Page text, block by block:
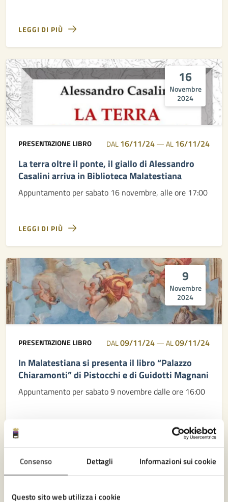
Consenso Dettagli Informazioni sui cookie
Questo sito web utilizza i cookie
LEGGI DI PIÙ
16
Novembre
2024
PRESENTAZIONE LIBRO DAL16/11/24—AL16/11/24
La terra oltre il ponte, il giallo di Alessandro
Casalini arriva in Biblioteca Malatestiana
Appuntamento per sabato 16 novembre, alle ore 17:00
LEGGI DI PIÙ
9
Novembre
2024
PRESENTAZIONE LIBRO DAL09/11/24—AL09/11/24
In Malatestiana si presenta il libro “Palazzo
Chiaramonti” di Pistocchi e di Guidotti Magnani
Appuntamento per sabato 9 novembre dalle ore 16:00
LEGGI DI PIÙ